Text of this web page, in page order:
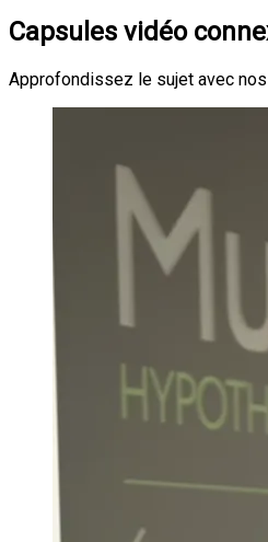
Capsules vidéo
Approfondissez le sujet avec